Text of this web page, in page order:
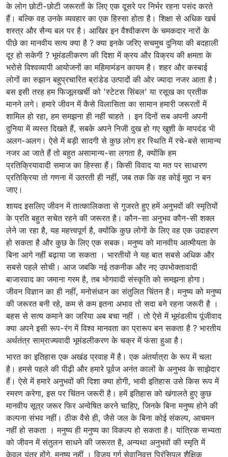
के लोग छोटी-छोटी जरूरतों के लिए एक दूसरे पर निर्भर रहना पसंद करते
हैं। बल्कि वह उनके व्यवहार का एक हिस्सा होता है। शिक्षा से अधिक खर्च
शस्त्र और सैन्य बल पर है। आखिर इन वैश्वीकरण के चमकदार नारों के
पीछे का मानवीय सत्य क्या है ? क्या इनके जरिए सचमुच दुनिया की बदहाली
दूर हो सकेगी ? भूमंडलीकरण की दिशा में क्रय और विक्रय की क्षमता के
भरोसे विश्वव्यापी आयोजनों का महिमामंडन कायम है। शहर और कस्बाई
लोगों का रुझान बहुप्रचारित ब्रांडेड उत्पादों की ओर ज्यादा नजर आता है।
बस इसी तरह हम फिजूलखर्ची को 'स्टेटस सिंबल' या रसूख का प्रतीक
मानने लगे। हमारे जीवन में कैसे विलासिता का सामान हमारी जरूरतों में
शामिल हो रहा, हम समझना ही नहीं चाहते । इन दिनों सब अपनी अपनी
दुनिया में व्यस्त दिखते हैं, सबके अपने निजी दुख हो गए खुशी के मापदंड भी
अलग-अलग। ऐसे में बड़ी सादगी से कुछ लोग हर स्थिति में रचे-बसे सामान्य
नजर आ जाते हैं तो बहुत असामान्य-सा लगता है, क्योंकि हम
प्रतिक्रियावादी समाज का हिस्सा हैं। किसी विवाद या मत पर साधारण
प्रतिक्रिया तो गणना में उतरती ही नहीं, जब तक कि वह कोई मुद्दा न बन
जाए।
शायद इसलिए जीवन में तात्कालिकता से गुजरते हुए हमें अनुभवों की स्मृतियों
के प्रति बहुत सचेत रहने की जरूरत है। कौन-सा अनुभव कौन-सी शक्ल
लेने जा रहा है, यह महत्त्वपूर्ण है, क्योंकि कुछ लोगों के लिए वह एक उदाहरण
हो सकता है और कुछ के लिए एक सबक। मनुष्य को मानवीय आत्मीयता के
बिना आगे नहीं बढ़ाया जा सकता । भारतीयों ने यह बात सबसे अधिक और
सबसे पहले सोची। आज जबकि नई तकनीक और नए उपभोक्तावादी
बाजारवाद का जमाना गरम है, तब भोगवादी संस्कृति को समझना होगा।
जीवन विज्ञान का ही नहीं, मनोसंधान का संतुलित चिंतन है। मनुष्य को मनुष्य
की जरूरत बनी रहे, कम से कम इतना अभाव तो सदा बने रहना जरूरी है ।
बहस से सत्य कमाने का जरिया अब बचा नहीं । तो ऐसे में भूमंडलीय पूंजीवाद
क्या अपने इसी रूप-रंग में विश्व मानवता का प्रारूप बन सकता है ? भारतीय
अर्थतंत्र साम्राज्यवादी भूमंडलीकरण के चक्र में फंसा हुआ है।
भारत का इतिहास एक अखंड प्रवाह में है। एक अंतर्यात्रा के रूप में चला
है। हमसे पहले की पीढ़ी और हमारे पूर्वज अनंत कालों के अनुभव के साझेदार
हैं। ऐसे में हमारे अनुभवों की दिशा क्या होगी, भावी इतिहास उसे किस रूप में
स्मरण करेगा, इस पर चिंतन जरूरी है। हमें इतिहास को खंगालते हुए कुछ
मानवीय सूत्र जरूर फिर अन्वेषित करने चाहिए, जिनके बिना मनुष्य होने की
कल्पना संभव नहीं। ठीक वैसे ही, जैसे जल के बिना कोई संकल्प, आचमन
नहीं हो सकता । मनुष्य ही मनुष्य का विकल्प हो सकता है। यांत्रिक सभ्यता
को जीवन में संतुलन साधने की जरूरत है, अन्यथा अनुभवों की स्मृति में
केवल यंत्र होंगे, मनुष्य नहीं । विजय गर्ग सेवानिवृत्त प्रिंसिपल शैक्षिक